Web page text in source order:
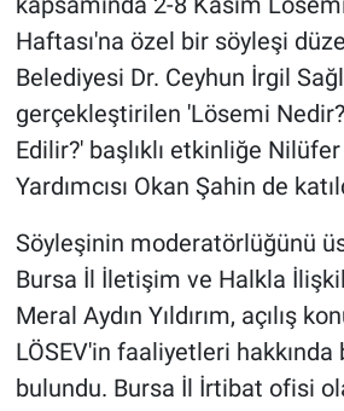
Haftası'na özel bir söyleşi
Belediyesi Dr. Ceyhun İrgil
gerçekleştirilen 'Lösemi
Edilir?' başlıklı etkinliğe
Yardımcısı Okan Şahin de
Söyleşinin moderatörlüğünü
Bursa İl İletişim ve Halkla
Meral Aydın Yıldırım, açılış
LÖSEV'in faaliyetleri
bulundu. Bursa İl İrtibat ofisi